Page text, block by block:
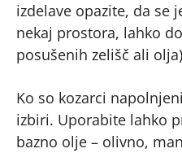
izdelave opazite, da se
nekaj prostora, lahko
posušenih zelišč ali
Ko so kozarci
izbiri. Uporabite lahko
bazno olje – olivno,